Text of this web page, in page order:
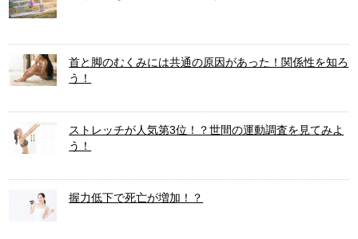
首と脚のむくみには共通の原因があった！関係性を知ろ
う！
ストレッチが人気第3位！？世間の運動調査を見てみよ
う！
握力低下で死亡が増加！？